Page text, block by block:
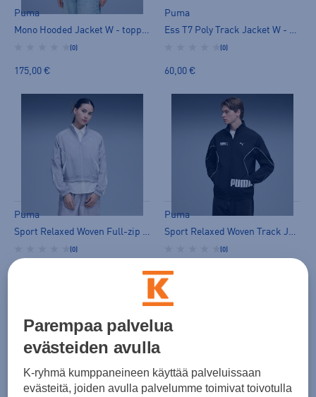
Puma
Mono Hooded Jacket W - toppatakki
(0)
175,00 €
Puma
Ess T7 Poly Track Jacket W - verkkaritakki
(0)
60,00 €
Puma
Sport Relaxed Woven Full-zip Jacket W - vapaa-ajan takki
(0)
Puma
Sport Relaxed Woven Track Jack M - tuulitakki
(0)
70,00 €
HINTA VERKOSSA
LAST CHANCE
Parempaa palvelua
evästeiden avulla
K-ryhmä kumppaneineen käyttää palveluissaan
evästeitä, joiden avulla palvelumme toimivat toivotulla